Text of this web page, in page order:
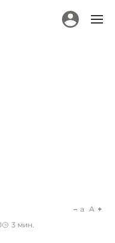
3 мин.
a A